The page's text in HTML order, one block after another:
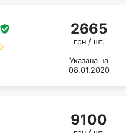
2665
грн / шт.
Указана на
08.01.2020
9100